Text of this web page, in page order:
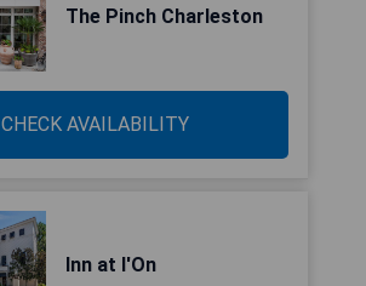
The Pinch Charleston
CHECK AVAILABILITY
Inn at I'On